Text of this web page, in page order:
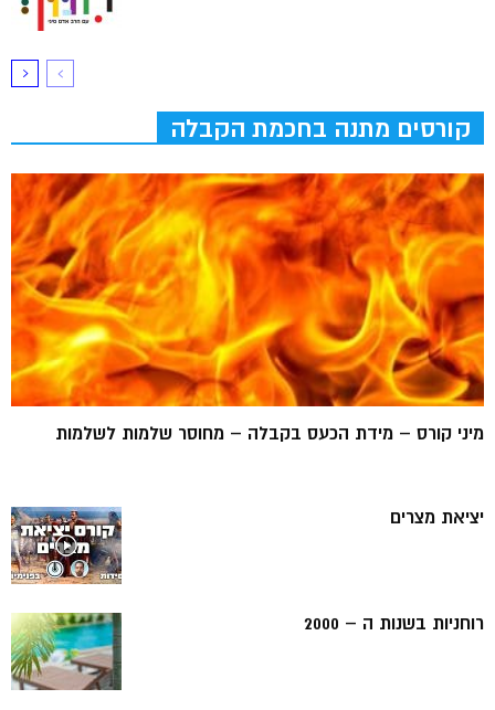
קורסים מתנה בחכמת הקבלה
מיני קורס – מידת הכעס בקבלה – מחוסר שלמות לשלמות
יציאת מצרים
רוחניות בשנות ה – 2000